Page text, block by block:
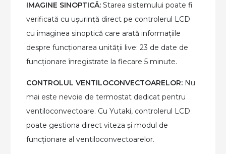
IMAGINE SINOPTICĂ: Starea sistemului poate fi
verificată cu ușurință direct pe controlerul LCD
cu imaginea sinoptică care arată informațiile
despre funcționarea unității live: 23 de date de
funcționare înregistrate la fiecare 5 minute.
CONTROLUL VENTILOCONVECTOARELOR: Nu
mai este nevoie de termostat dedicat pentru
ventiloconvectoare. Cu Yutaki, controlerul LCD
poate gestiona direct viteza și modul de
funcționare al ventiloconvectoarelor.